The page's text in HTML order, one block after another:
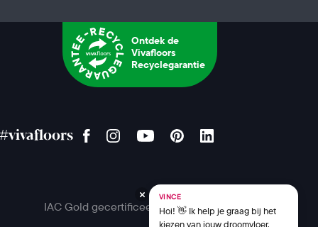
Ontdek de
Vivafloors
Recyclegarantie
#vivafloors
IAC Gold gecertificeerd
VINCE
Hoi! 👋 Ik help je graag bij het
kiezen van jouw droomvloer.